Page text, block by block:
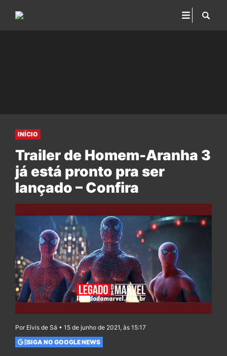
INÍCIO
Trailer de Homem-Aranha 3
já está pronto pra ser
lançado – Confira
Por Elvis de Sá • 15 de junho de 2021, às 15:17
SIGA NO GOOGLE NEWS